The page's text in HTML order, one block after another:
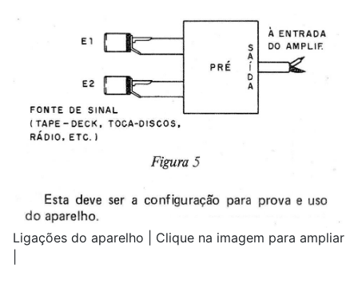
Ligações do aparelho | Clique na imagem para ampliar